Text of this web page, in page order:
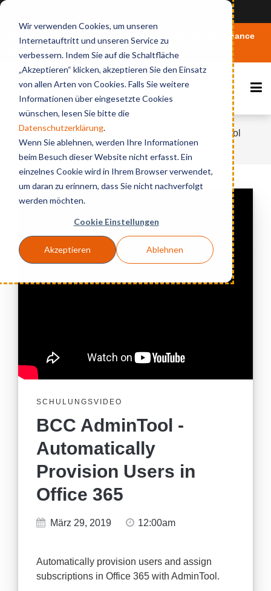
Wir verwenden Cookies, um unseren
Internetauftritt und unseren Service zu
verbessern. Indem Sie auf die Schaltfläche
„Akzeptieren“ klicken, akzeptieren Sie den Einsatz
von allen Arten von Cookies. Falls Sie weitere
Informationen über eingesetzte Cookies
wünschen, lesen Sie bitte die
Datenschutzerklärung.
Wenn Sie ablehnen, werden Ihre Informationen
beim Besuch dieser Website nicht erfasst. Ein
einzelnes Cookie wird in Ihrem Browser verwendet,
um daran zu erinnern, dass Sie nicht nachverfolgt
werden möchten.
Cookie Einstellungen
Akzeptieren Ablehnen
Vertiefen Sie Ihr Wissen rund um Microsoft 365 Governance
Home Videos & Webinares
BCC AdminTool
- Automatically Provision Users in Office 365
SCHULUNGSVIDEO
BCC AdminTool -
Automatically
Provision Users in
Office 365
März 29, 2019 12:00am
Automatically provision users and assign
subscriptions in Office 365 with AdminTool.